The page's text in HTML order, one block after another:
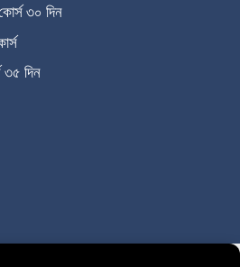
৩০ দিন
৩৫ দিন